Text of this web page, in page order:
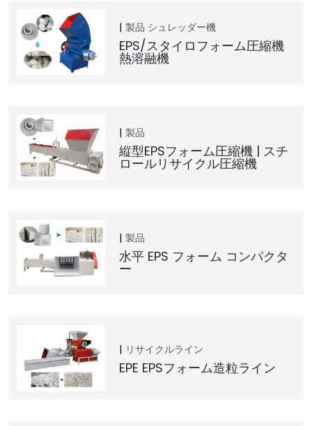
製品 シュレッダー機
EPS/スタイロフォーム圧縮機
熱溶融機
製品
縦型EPSフォーム圧縮機 | スチ
ロールリサイクル圧縮機
製品
水平 EPS フォーム コンパクタ
ー
リサイクルライン
EPE EPSフォーム造粒ライン